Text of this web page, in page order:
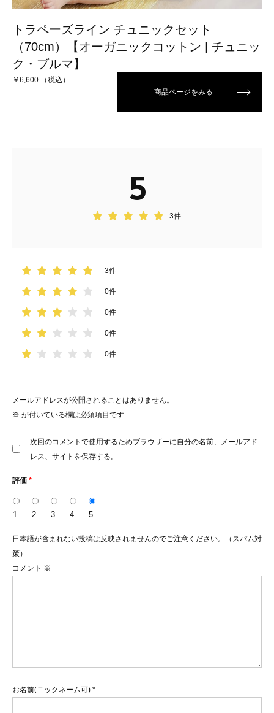
トラペーズライン チュニックセット
（70cm）【オーガニックコットン | チュニッ
ク・ブルマ】
￥6,600 （税込）
商品ページをみる
5
3件
3件
0件
0件
0件
0件
メールアドレスが公開されることはありません。
※ が付いている欄は必須項目です
お名前(ニックネーム可) *
次回のコメントで使用するためブラウザーに自分の名前、メールアド
レス、サイトを保存する。
コメント ※
評価 *
1 2 3 4 5
日本語が含まれない投稿は反映されませんのでご注意ください。（スパム対
策）